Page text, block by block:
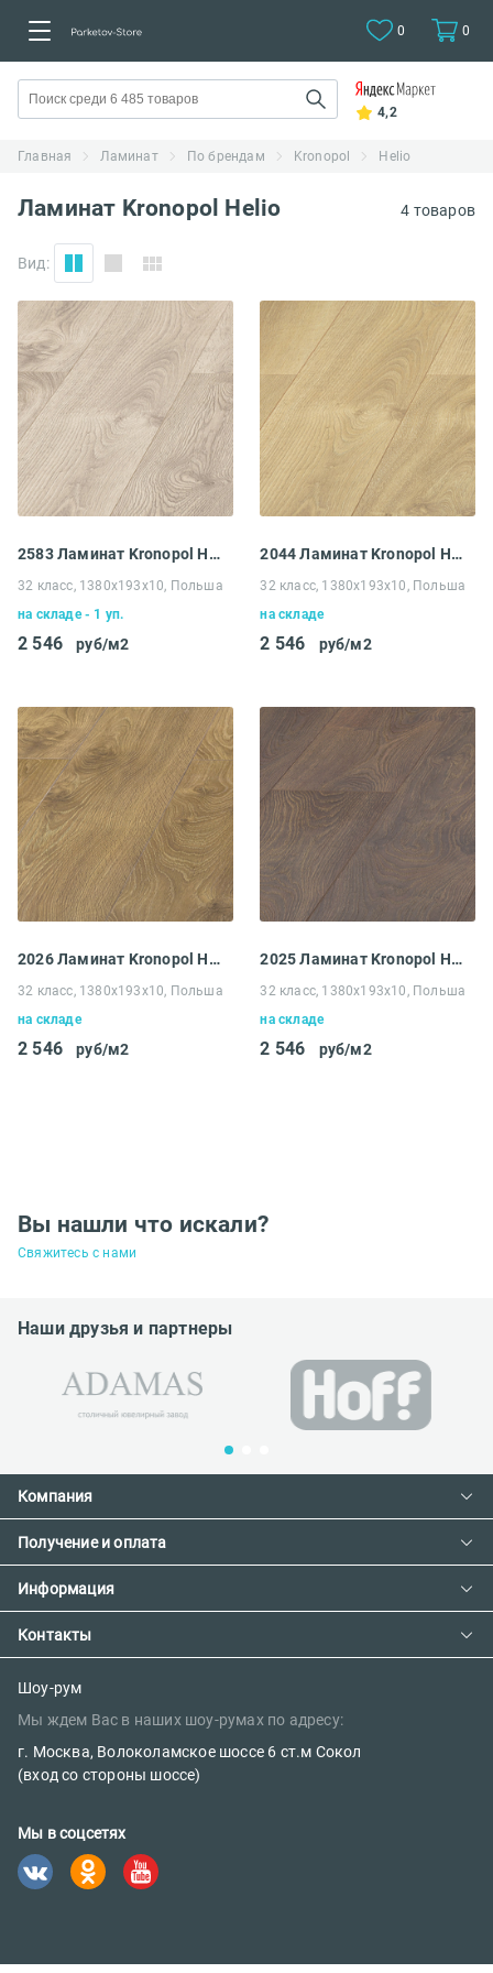
0 0
4,2
Главная Ламинат По брендам Kronopol Helio
Ламинат Kronopol Helio 4 товаров
Вид:
2583 Ламинат Kronopol Helio Дуб Масала
32 класс, 1380х193x10, Польша
на складе - 1 уп.
2 546 руб/м2
2044 Ламинат Kronopol Helio Дуб Анис
32 класс, 1380х193x10, Польша
на складе
2 546 руб/м2
2026 Ламинат Kronopol Helio Дуб Имбирь
32 класс, 1380х193x10, Польша
на складе
2 546 руб/м2
2025 Ламинат Kronopol Helio Дуб Кардамон
32 класс, 1380х193x10, Польша
на складе
2 546 руб/м2
Вы нашли что искали?
Свяжитесь с нами
Наши друзья и партнеры
Компания
Контакты
О компании
Сотрудничество
Наш блог
Получение и оплата
Доставка и оплата
Предзаказ товара с фабрики
Информация
Как сделать заказ
Политика конфиденциальности
Контакты
E-mail:
sales@parketov-store.ru
Телефоны:
Шоу-рум
Мы ждем Вас в наших шоу-румах по адресу:
г. Москва, Волоколамское шоссе 6 ст.м Сокол
(вход со стороны шоссе)
Мы в соцсетях